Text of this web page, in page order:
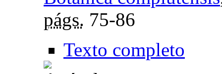
págs. 75-86
Texto completo